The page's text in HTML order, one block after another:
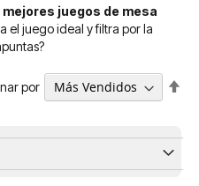
mejores juegos de mesa
el juego ideal y filtra por la
por